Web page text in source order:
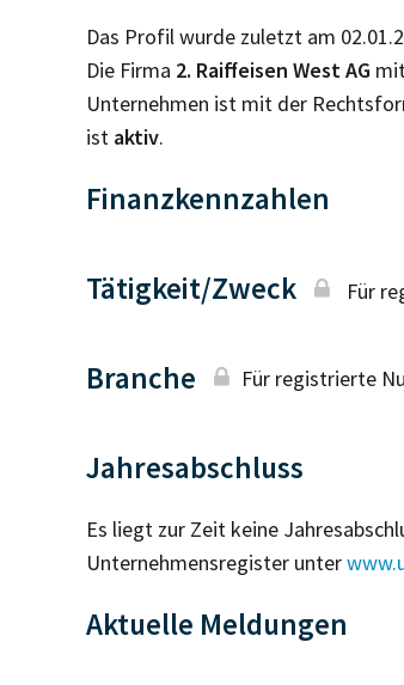
Das Profil wurde zuletzt am
Die Firma 2. Raiffeisen West AG
Unternehmen ist mit der
ist aktiv.
Finanzkennzahlen
Tätigkeit/Zweck Für
Branche Für registrierte
Jahresabschluss
Es liegt zur Zeit keine
Unternehmensregister unter
Aktuelle Meldungen